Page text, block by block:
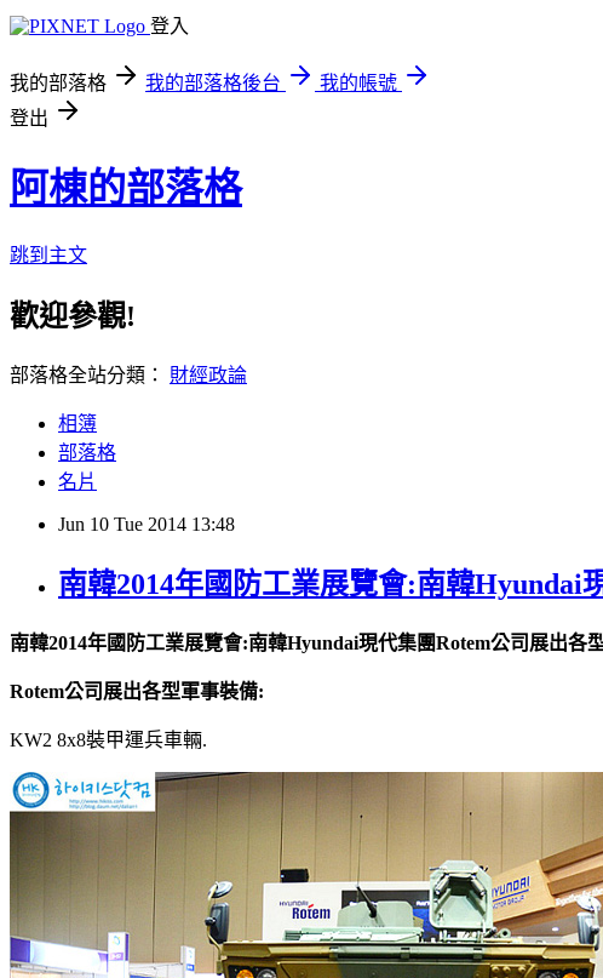
登入
我的部落格 我的部落格後台
我的帳號
登出
阿棟的部落格
跳到主文
歡迎參觀!
部落格全站分類： 財經政論
相簿
部落格
名片
Jun 10 Tue 2014 13:48
南韓2014年國防工業展覽會:南韓Hyundai
南韓2014年國防工業展覽會:南韓Hyundai現代集團Rotem公司展出各
Rotem公司展出各型軍事裝備:
KW2 8x8裝甲運兵車輛.